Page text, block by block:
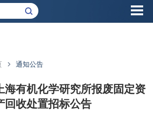
通知公告
海有机化学研究所报废固定资
回收处置招标公告